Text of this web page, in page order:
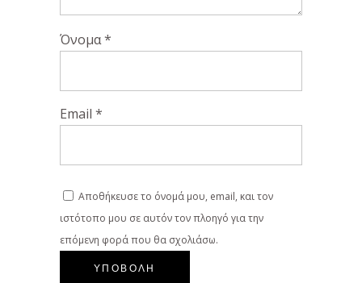
Όνομα*
Email *
Αποθήκευσε το όνομά μου, email, και τον
ιστότοπο μου σε αυτόν τον πλοηγό για την
επόμενη φορά που θα σχολιάσω.